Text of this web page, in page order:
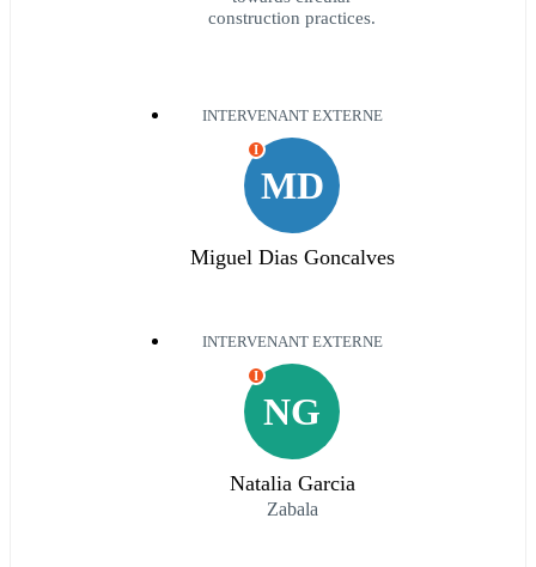
construction practices.
INTERVENANT EXTERNE
MD
I
Miguel Dias Goncalves
INTERVENANT EXTERNE
NG
I
Natalia Garcia
Zabala